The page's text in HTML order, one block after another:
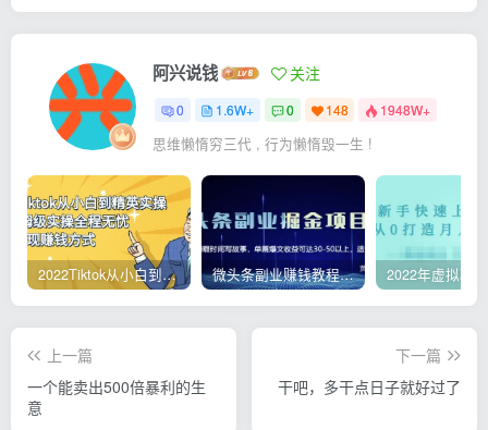
阿兴说钱 关注
0 1.6W+ 0 148 1948W+
思维懒惰穷三代 , 行为懒惰毁一生 !
2022Tiktok从小白到精英实操，0-1保姆级实操全程无忧，多种变现赚钱方式 微头条副业赚钱教程，项目单号单天做到50-100+收益
上一篇
一个能卖出500倍暴利的生
意
下一篇
干吧，多干点日子就好过了